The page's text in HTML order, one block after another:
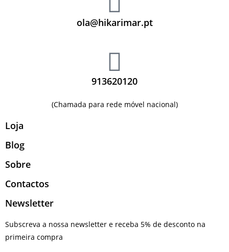
ola@hikarimar.pt
913620120
(Chamada para rede móvel nacional)
Loja
Blog
Sobre
Contactos
Newsletter
Subscreva a nossa newsletter e receba 5% de desconto na
primeira compra